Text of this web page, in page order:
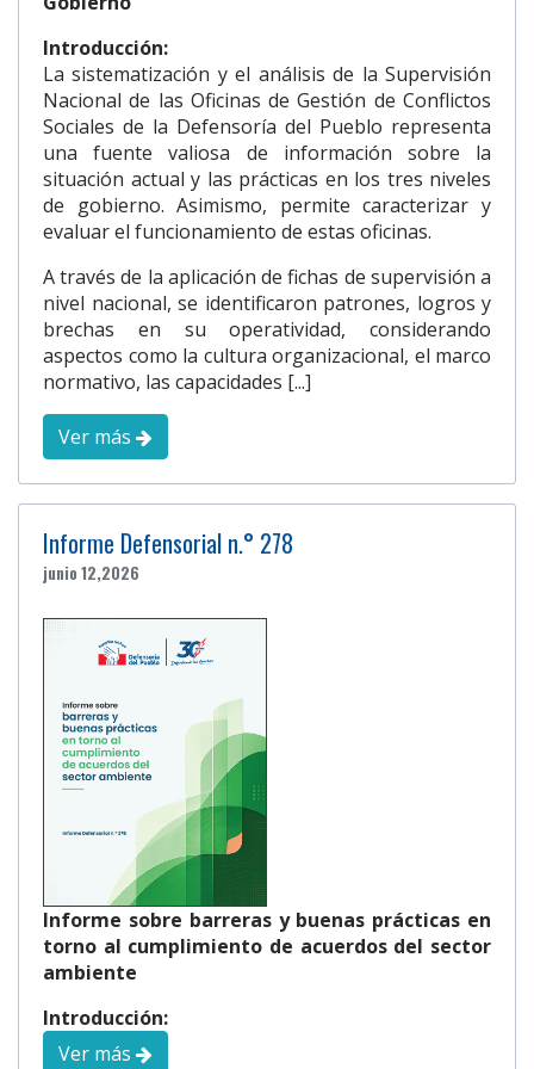
Introducción:
La sistematización y el análisis de la Supervisión
Nacional de las Oficinas de Gestión de Conflictos
Sociales de la Defensoría del Pueblo representa
una fuente valiosa de información sobre la
situación actual y las prácticas en los tres niveles
de gobierno. Asimismo, permite caracterizar y
evaluar el funcionamiento de estas oficinas.
A través de la aplicación de fichas de supervisión a
nivel nacional, se identificaron patrones, logros y
brechas en su operatividad, considerando
aspectos como la cultura organizacional, el marco
normativo, las capacidades [...]
Ver más
Informe Defensorial n.° 278
junio 12,2026
Informe sobre barreras y buenas prácticas en
torno al cumplimiento de acuerdos del sector
ambiente
Introducción:
Ver más